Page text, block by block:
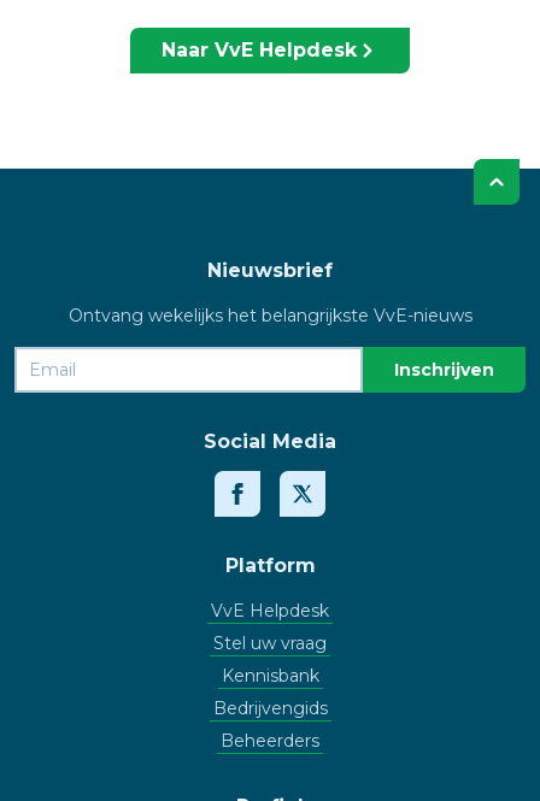
Naar VvE Helpdesk
Nieuwsbrief
Ontvang wekelijks het belangrijkste VvE-nieuws
Social Media
Platform
VvE Helpdesk
Stel uw vraag
Kennisbank
Bedrijvengids
Beheerders